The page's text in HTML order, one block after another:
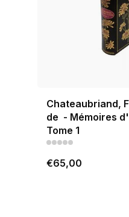
Chateaubriand,
de - Mémoires
Tome 1
€65,00